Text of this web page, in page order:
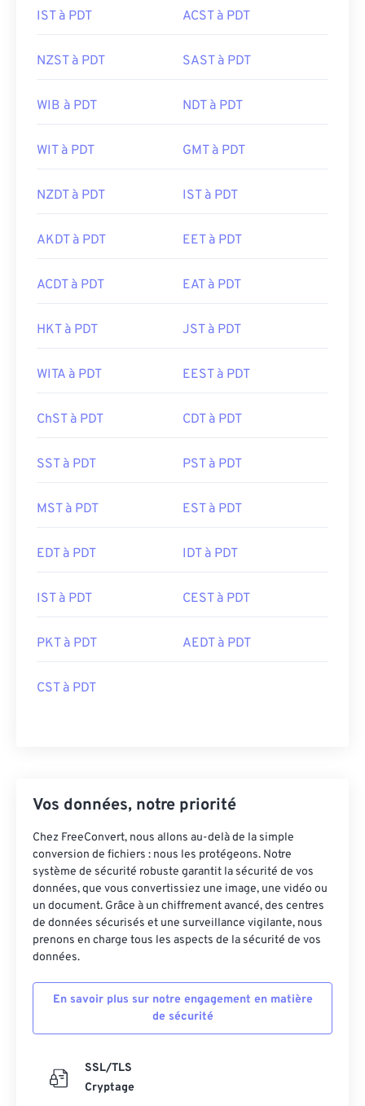
IST à PDT ACST à PDT
NZST à PDT SAST à PDT
WIB à PDT NDT à PDT
WIT à PDT GMT à PDT
NZDT à PDT IST à PDT
AKDT à PDT EET à PDT
ACDT à PDT EAT à PDT
HKT à PDT JST à PDT
WITA à PDT EEST à PDT
ChST à PDT CDT à PDT
SST à PDT PST à PDT
MST à PDT EST à PDT
EDT à PDT IDT à PDT
IST à PDT CEST à PDT
PKT à PDT AEDT à PDT
CST à PDT
Vos données, notre priorité
Chez FreeConvert, nous allons au-delà de la simple
conversion de fichiers : nous les protégeons. Notre
système de sécurité robuste garantit la sécurité de vos
données, que vous convertissiez une image, une vidéo ou
un document. Grâce à un chiffrement avancé, des centres
de données sécurisés et une surveillance vigilante, nous
prenons en charge tous les aspects de la sécurité de vos
données.
En savoir plus sur notre engagement en matière
de sécurité
SSL/TLS
Cryptage